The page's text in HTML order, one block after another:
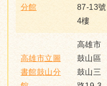
分館
87-13號
4樓
高雄市立圖
書館鼓山分
高雄市
鼓山區
鼓山三